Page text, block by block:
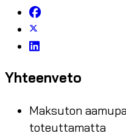
Yhteenveto
Maksuton
toteuttamatta